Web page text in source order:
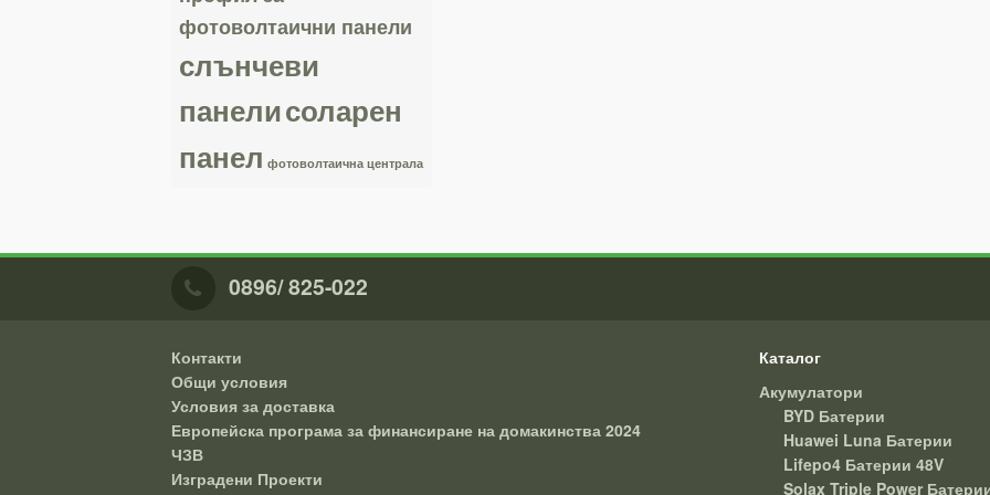
фотоволтаични панели
слънчеви
панелисоларен
панел фотоволтаична централа
0896/ 825-022
Контакти
Общи условия
Условия за доставка
Европейска програма за финансиране на домакинства 2024
ЧЗВ
Изградени Проекти
Каталог
Акумулатори
BYD Батерии
Huawei Luna Батерии
Lifepo4 Батерии 48V
Solax Triple Power